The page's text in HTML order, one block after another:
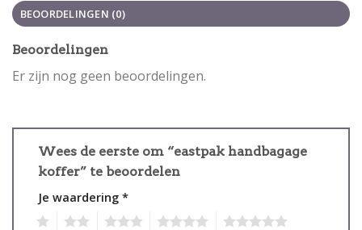
BEOORDELINGEN (0)
Beoordelingen
Er zijn nog geen beoordelingen.
Wees de eerste om “eastpak handbagage
koffer” te beoordelen
Je waardering *